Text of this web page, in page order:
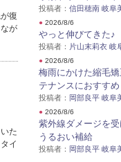
復
が
た
イ
投稿者： 信田穂南 岐阜
● 2026/8/6
やっと伸びてきた♪
投稿者： 片山末莉衣 岐
● 2026/8/6
梅雨にかけた縮毛
テナンスにおすすめ
投稿者： 岡部良平 岐阜
● 2026/8/6
紫外線ダメージを受
うるおい補給
投稿者： 岡部良平 岐阜